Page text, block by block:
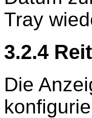
Tray
3.2.4
Die